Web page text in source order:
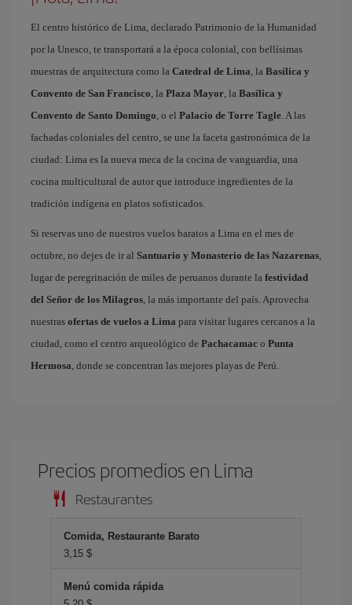
El centro histórico de Lima, declarado Patrimonio de la Humanidad
por la Unesco, te transportará a la época colonial, con bellísimas
muestras de arquitectura como la Catedral de Lima, la Basílica y
Convento de San Francisco, la Plaza Mayor, la Basílica y
Convento de Santo Domingo, o el Palacio de Torre Tagle. A las
fachadas coloniales del centro, se une la faceta gastronómica de la
ciudad: Lima es la nueva meca de la cocina de vanguardia, una
cocina multicultural de autor que introduce ingredientes de la
tradición indígena en platos sofisticados.
Si reservas uno de nuestros vuelos baratos a Lima en el mes de
octubre, no dejes de ir al Santuario y Monasterio de las Nazarenas,
lugar de peregrinación de miles de peruanos durante la festividad
del Señor de los Milagros, la más importante del país. Aprovecha
nuestras ofertas de vuelos a Lima para visitar lugares cercanos a la
ciudad, como el centro arqueológico de Pachacamac o Punta
Hermosa, donde se concentran las mejores playas de Perú.
Precios promedios en Lima
Restaurantes
Comida, Restaurante Barato
3,15 $
Menú comida rápida